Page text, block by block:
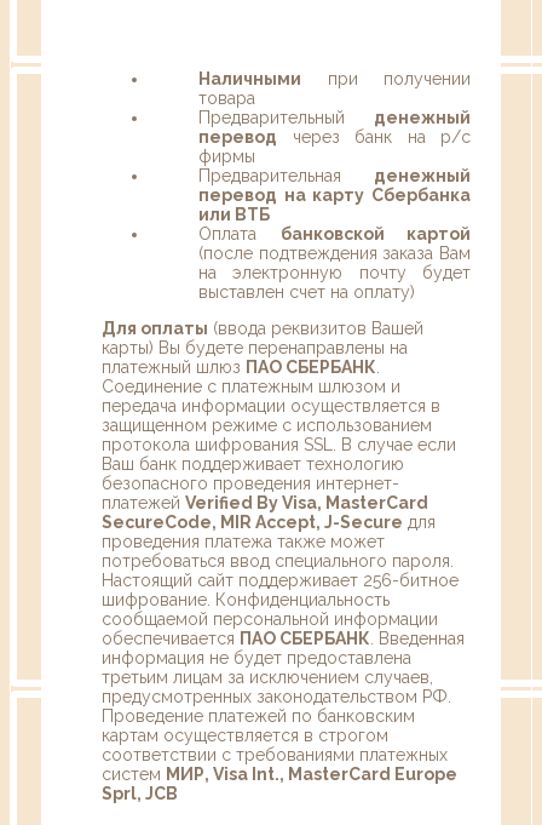
Наличными при получении
товара
Предварительный денежный
перевод через банк на р/с
фирмы
Предварительная денежный
перевод на карту Сбербанка
или ВТБ
Оплата банковской картой
(после подтвеждения заказа Вам
на электронную почту будет
выставлен счет на оплату)
Для оплаты (ввода реквизитов Вашей
карты) Вы будете перенаправлены на
платежный шлюз ПАО СБЕРБАНК
Соединение с платежным шлюзом и
передача информации осуществляется в
защищенном режиме с использованием
протокола шифрования SSL. В случае если
Ваш банк поддерживает технологию
безопасного проведения интернет-
платежей Verified By Visa, MasterCard
SecureCode, MIR Accept, J-Secure для
проведения платежа также может
потребоваться ввод специального пароля.
Настоящий сайт поддерживает 256-битное
шифрование. Конфиденциальность
сообщаемой персональной информации
обеспечивается ПАО СБЕРБАНК . Введенная
информация не будет предоставлена
третьим лицам за исключением случаев,
предусмотренных законодательством РФ.
Проведение платежей по банковским
картам осуществляется в строгом
соответствии с требованиями платежных
систем МИР, Visa Int., MasterCard Europe
Sprl, JCB